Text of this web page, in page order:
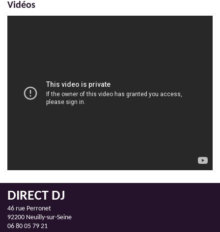
Vidéos
DIRECT DJ
46 rue Perronet
92200 Neuilly-sur-Seine
06 80 05 79 21